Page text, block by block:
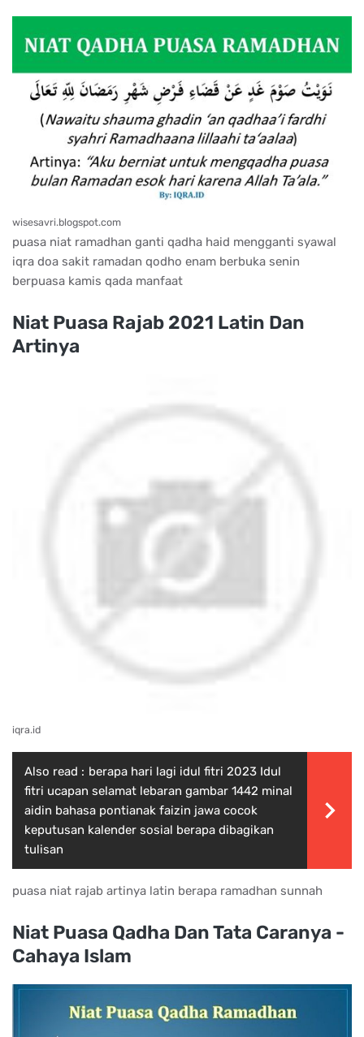
wisesavri.blogspot.com
puasa niat ramadhan ganti qadha haid mengganti syawal
iqra doa sakit ramadan qodho enam berbuka senin
berpuasa kamis qada manfaat
Niat Puasa Rajab 2021 Latin Dan
Artinya
iqra.id
Also read : berapa hari lagi idul fitri 2023 Idul
fitri ucapan selamat lebaran gambar 1442 minal
aidin bahasa pontianak faizin jawa cocok
keputusan kalender sosial berapa dibagikan
tulisan
puasa niat rajab artinya latin berapa ramadhan sunnah
Niat Puasa Qadha Dan Tata Caranya -
Cahaya Islam